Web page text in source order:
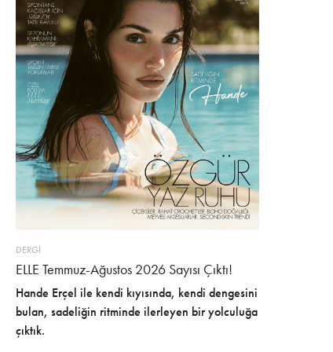
DERGİ
ELLE Temmuz-Ağustos 2026 Sayısı Çıktı!
Hande Erçel ile kendi kıyısında, kendi dengesini
bulan, sadeliğin ritminde ilerleyen bir yolculuğa
çıktık.